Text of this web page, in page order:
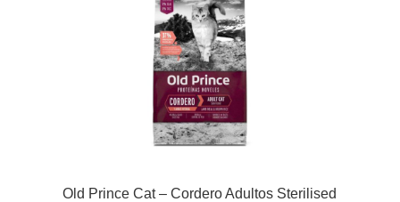
Old Prince Cat – Cordero Adultos Sterilised